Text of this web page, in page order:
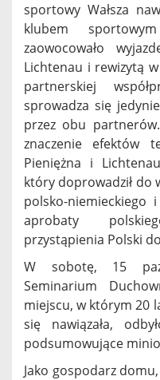
sportowy Wałsza
klubem
zaowocowało
Lichtenau i rewizytą
partnerskiej
sprowadza się
przez obu
znaczenie efektów
Pieniężna i
który doprowadził do
polsko-niemieckiego
aprobaty
przystąpienia Polski
W sobotę, 15
Seminarium
miejscu, w którym 20
się nawiązała,
podsumowujące
Jako gospodarz